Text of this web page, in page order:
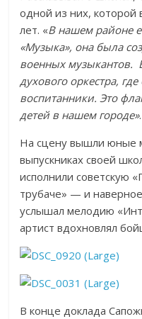
одной из них, которой
лет. «В нашем районе
«Музыка», она была
военных музыкантов.
духового оркестра,
воспитанники. Это
детей в нашем городе».
На сцену вышли юные
выпускниках своей
исполнили советскую
трубаче» — и
услышал мелодию
артист вдохновлял
В конце доклада